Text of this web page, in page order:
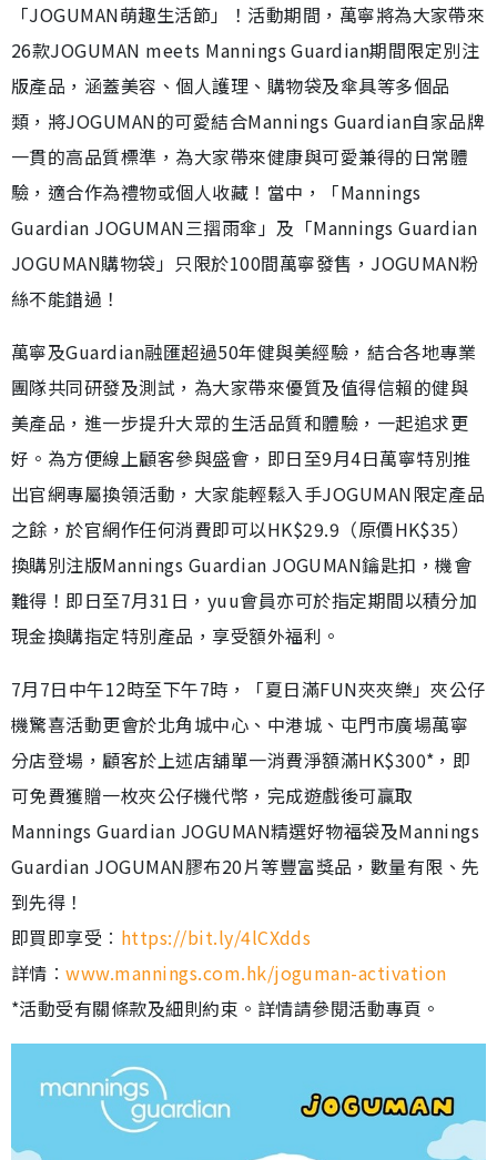
「JOGUMAN萌趣生活節」！活動期間，萬寧將為大家帶來
26款JOGUMAN meets Mannings Guardian期間限定別注
版產品，涵蓋美容、個人護理、購物袋及傘具等多個品
類，將JOGUMAN的可愛結合Mannings Guardian自家品牌
一貫的高品質標準，為大家帶來健康與可愛兼得的日常體
驗，適合作為禮物或個人收藏！當中，「Mannings
Guardian JOGUMAN三摺雨傘」及「Mannings Guardian
JOGUMAN購物袋」只限於100間萬寧發售，JOGUMAN粉
絲不能錯過！
萬寧及Guardian融匯超過50年健與美經驗，結合各地專業
團隊共同研發及測試，為大家帶來優質及值得信賴的健與
美產品，進一步提升大眾的生活品質和體驗，一起追求更
好。為方便線上顧客參與盛會，即日至9月4日萬寧特別推
出官網專屬換領活動，大家能輕鬆入手JOGUMAN限定產品
之餘，於官網作任何消費即可以HK$29.9（原價HK$35）
換購別注版Mannings Guardian JOGUMAN鑰匙扣，機會
難得！即日至7月31日，yuu會員亦可於指定期間以積分加
現金換購指定特別產品，享受額外福利。
7月7日中午12時至下午7時，「夏日滿FUN夾夾樂」夾公仔
機驚喜活動更會於北角城中心、中港城、屯門市廣場萬寧
分店登場，顧客於上述店舖單一消費淨額滿HK$300*，即
可免費獲贈一枚夾公仔機代幣，完成遊戲後可贏取
Mannings Guardian JOGUMAN精選好物福袋及Mannings
Guardian JOGUMAN膠布20片等豐富獎品，數量有限、先
到先得！
即買即享受︰ https://bit.ly/4lCXdds
詳情︰www.mannings.com.hk/joguman-activation
*活動受有關條款及細則約束。詳情請參閱活動專頁。